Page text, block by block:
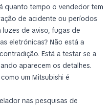
quanto tempo o vendedor tem
de acidente ou períodos
luzes de aviso, fugas de
eletrónicas? Não está a
Está a testar se a
aparecem os detalhes.
um Mitsubishi é
nas pesquisas de